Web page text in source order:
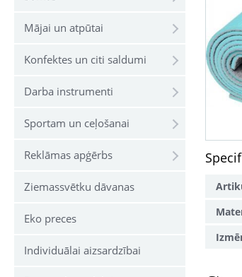
Mājai un atpūtai
Konfektes un citi saldumi
Darba instrumenti
Sportam un ceļošanai
Reklāmas apģērbs
Ziemassvētku dāvanas
Eko preces
Individuālai aizsardzībai